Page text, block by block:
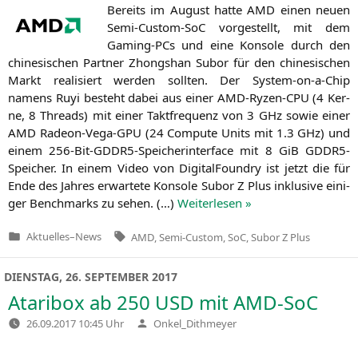
Bereits im August hat­teAMD einen neu­en
Semi-Cus­tom-SoC vor­ge­stellt, mit dem
Gam­ing-PCs und eine Kon­so­le durch den
chi­ne­si­schen Part­ner Zhong­shan Sub­or für den chi­ne­si­schen
Markt rea­li­siert wer­den soll­ten. Der Sys­tem-on-a-Chip
namens Ruyi besteht dabei aus einer AMD-Ryzen-CPU (4 Ker­
ne, 8 Threads) mit einer Takt­fre­quenz von 3 GHz sowie einer
AMD Rade­on-Vega-GPU (24 Com­pu­te Units mit 1.3 GHz) und
einem 256-Bit-GDDR5-Spei­cher­in­ter­face mit 8 GiB GDDR5-
Spei­cher. In einem Video von Digi­tal­Foundry ist jetzt die für
Ende des Jah­res erwar­te­te Kon­so­le Sub­or Z Plus inklu­si­ve eini­
ger Bench­marks zu sehen. (…) Wei­ter­le­sen »
Veröffentlicht
Aktuelles–News Tags:
AMD Semi-Custom SoC Subor Z Plus
DIENSTAG, 26. SEPTEMBER 2017
Ataribox ab 250 USD mit AMD-SoC
26.09.2017 10:45 Uhr Verfasst
von
Onkel_Dithmeyer